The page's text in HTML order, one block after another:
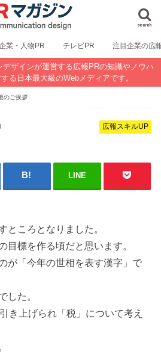
search
業・人物PR テレビPR 注目企業の広
ザインが運営する広報PRの知識やノウハ
る日本最大級のWebメディアです。
のご挨拶
広報スキルUP
LINE
ところとなりました。
目標を作る頃だと思います。
が「今年の世相を表す漢字」で
した。
き上げられ「税」について考え